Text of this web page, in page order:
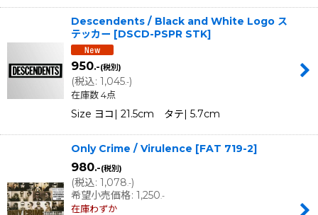
Descendents / Black and White Logo ス
テッカー [DSCD-PSPR STK]
950.-(税別)
(税込: 1,045.-)
在庫数 4点
Size ヨコ| 21.5cm タテ| 5.7cm
Only Crime / Virulence [FAT 719-2]
980.-(税別)
(税込: 1,078.-)
希望小売価格: 1,250.-
在庫わずか